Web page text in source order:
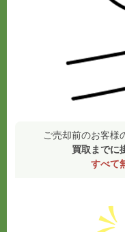
ご売却前のお客様
買取までに
すべて